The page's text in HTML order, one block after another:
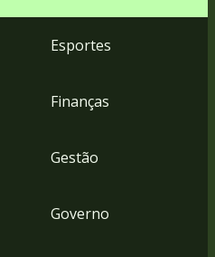
Esportes
Finanças
Gestão
Governo